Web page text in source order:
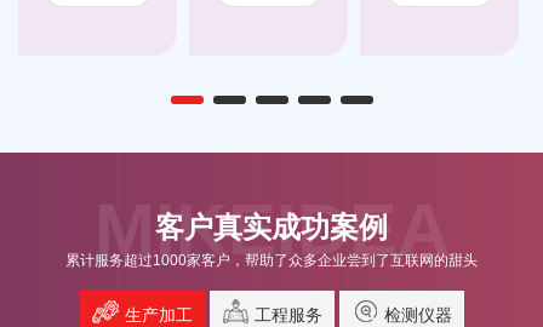
客户真实成功案例
累计服务超过1000家客户，帮助了众多企业尝到了互联网的甜头
MIKEIDEA
生产加工 工程服务 检测仪器